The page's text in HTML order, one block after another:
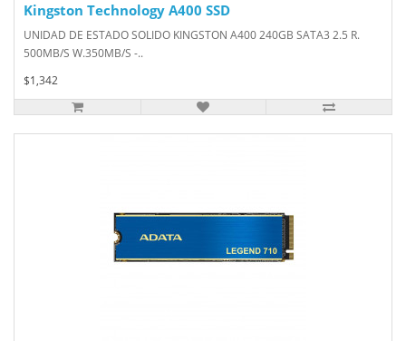
Kingston Technology A400 SSD
UNIDAD DE ESTADO SOLIDO KINGSTON A400 240GB SATA3 2.5 R.
500MB/S W.350MB/S -..
$1,342